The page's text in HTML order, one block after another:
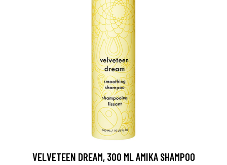
VELVETEEN DREAM, 300 ML AMIKA SHAMPOO